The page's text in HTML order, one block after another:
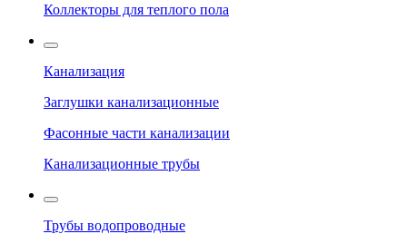
Коллекторы для теплого пола
Канализация
Заглушки канализационные
Фасонные части канализации
Канализационные трубы
Трубы водопроводные